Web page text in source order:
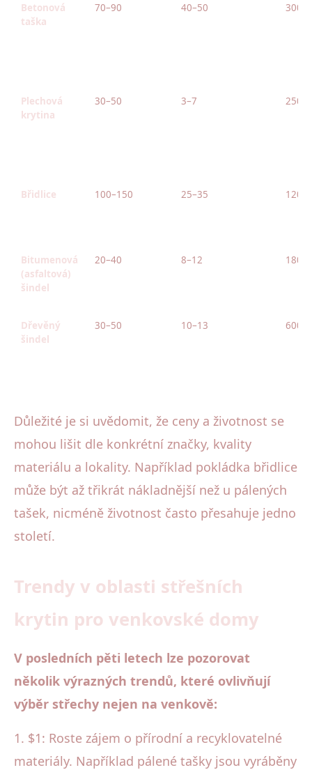
Betonová
taška
70–90 40–50
Plechová
krytina
30–50 3–7
Břidlice 100–150 25–35
Bitumenová
(asfaltová)
šindel
20–40 8–12
Dřevěný
šindel
30–50 10–13
Důležité je si uvědomit, že ceny a životnost se
mohou lišit dle konkrétní značky, kvality
materiálu a lokality. Například pokládka břidlice
může být až třikrát nákladnější než u pálených
tašek, nicméně životnost často přesahuje jedno
století.
Trendy v oblasti střešních
krytin pro venkovské domy
V posledních pěti letech lze pozorovat
několik výrazných trendů, které ovlivňují
výběr střechy nejen na venkově:
1. $1: Roste zájem o přírodní a recyklovatelné
materiály. Například pálené tašky jsou vyráběny